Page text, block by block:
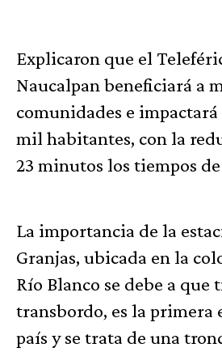
Explicaron que el
Naucalpan beneficiará a
comunidades e impactará
mil habitantes, con la
23 minutos los tiempos
La importancia de la
Granjas, ubicada en la
Río Blanco se debe a
transbordo, es la primera
país y se trata de una